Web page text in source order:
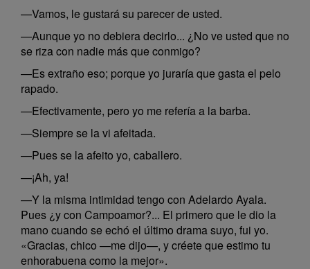
—Vamos, le gustará su parecer de usted.
—Aunque yo no debiera decirlo... ¿No ve usted que no
se riza con nadie más que conmigo?
—Es extraño eso; porque yo juraría que gasta el pelo
rapado.
—Efectivamente, pero yo me refería a la barba.
—Siempre se la vi afeitada.
—Pues se la afeito yo, caballero.
—¡Ah, ya!
—Y la misma intimidad tengo con Adelardo Ayala.
Pues ¿y con Campoamor?... El primero que le dio la
mano cuando se echó el último drama suyo, fui yo.
«Gracias, chico —me dijo—, y créete que estimo tu
enhorabuena como la mejor».